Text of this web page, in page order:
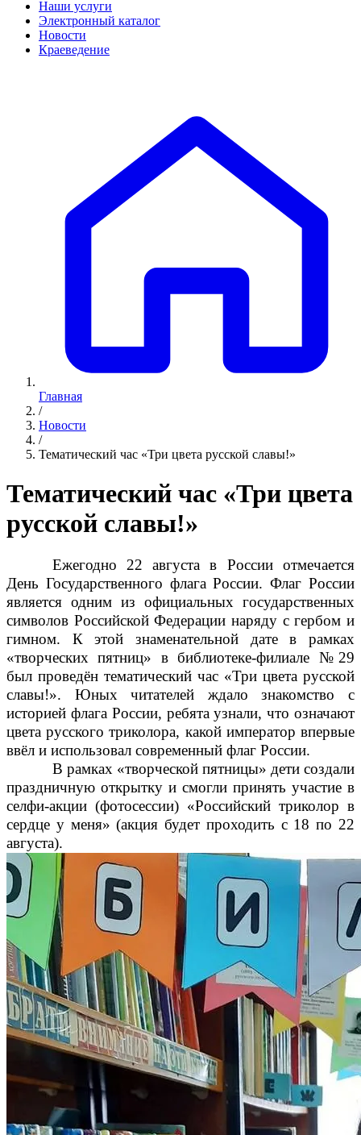
Наши услуги
Электронный каталог
Новости
Краеведение
Главная
/
Новости
/
Тематический час «Три цвета русской славы!»
Тематический час «Три цвета
русской славы!»
Ежегодно 22 августа в России отмечается
День Государственного флага России. Флаг России
является одним из официальных государственных
символов Российской Федерации наряду с гербом и
гимном. К этой знаменательной дате в рамках
«творческих пятниц» в библиотеке-филиале №29
был проведён тематический час «Три цвета русской
славы!». Юных читателей ждало знакомство с
историей флага России, ребята узнали, что означают
цвета русского триколора, какой император впервые
ввёл и использовал современный флаг России.
В рамках «творческой пятницы» дети создали
праздничную открытку и смогли принять участие в
селфи-акции (фотосессии) «Российский триколор в
сердце у меня» (акция будет проходить с 18 по 22
августа).